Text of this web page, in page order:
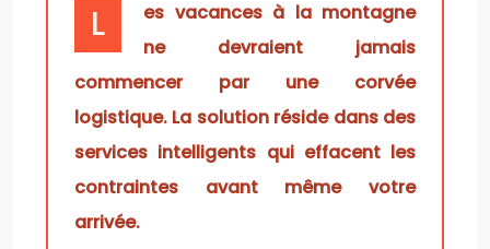
Les vacances à la montagne
ne devraient jamais
commencer par une corvée
logistique. La solution réside dans des
services intelligents qui effacent les
contraintes avant même votre
arrivée.